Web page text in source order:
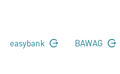
easybank BAWAG